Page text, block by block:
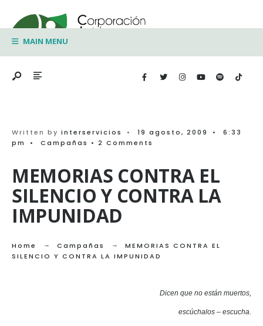
to
contentMAIN MENU
Written by interservicios • 19 agosto, 2009 •
6:33
pm
• Campañas • 2 Comments
MEMORIAS CONTRA EL
SILENCIO Y CONTRA LA
IMPUNIDAD
Home Campañas
MEMORIAS CONTRA EL
SILENCIO Y CONTRA LA IMPUNIDAD
Dicen que no están muertos,
escúchalos – escucha.
for: